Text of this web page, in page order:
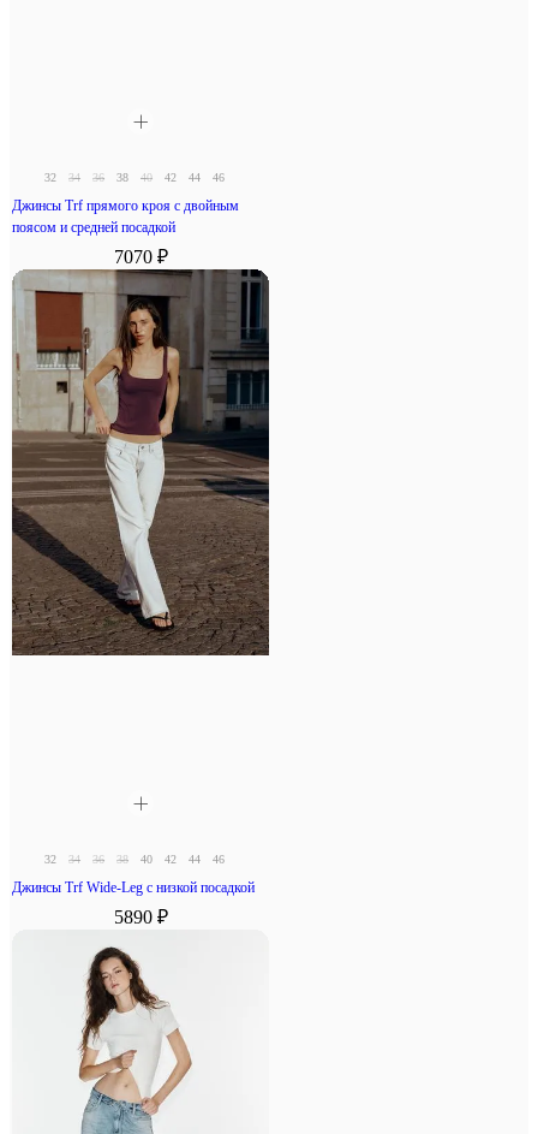
32 34 36 38 40 42 44 46
Джинсы Trf прямого кроя с двойным
поясом и средней посадкой
7070 ₽
32 34 36 38 40 42 44 46
Джинсы Trf Wide-Leg с низкой посадкой
5890 ₽